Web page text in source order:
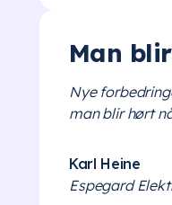
Man
Nye
man blir hørt
Karl Heine
Espegard